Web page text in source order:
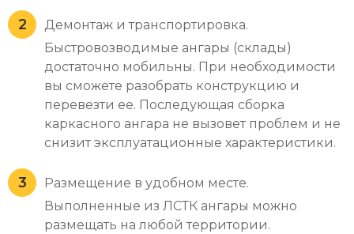
Демонтаж и транспортировка.
Быстровозводимые ангары (склады)
достаточно мобильны. При необходимости
вы сможете разобрать конструкцию и
перевезти ее. Последующая сборка
каркасного ангара не вызовет проблем и не
снизит эксплуатационные характеристики.
Размещение в удобном месте.
Выполненные из ЛСТК ангары можно
размещать на любой территории.